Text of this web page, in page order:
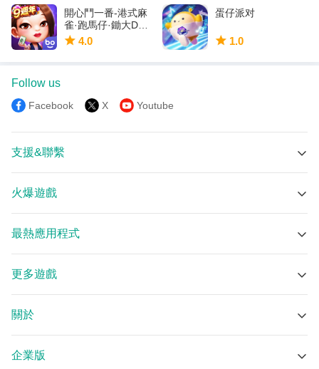
開心鬥一番-港式麻
雀·跑馬仔·鋤大D等5
IN 14.0
蛋仔派对
1.0
Follow us
Facebook X Youtube
支援&聯繫
技術支援
在線群組
Discord
Email
火爆遊戲
RO仙境傳説：新世代的誕生 APK
Lovely Craft Piston Trap APK
貓咪大戰爭 APK
MECCHA CHAMELEON APK
瑪奇 Mobile APK
開心鬥一番-港式麻雀·跑馬仔·鋤大D等5 IN 1 APK
最熱應用程式
三竹智選股－智慧選股與個股分析(先行版) APK
Bubble Player - 純淨HD影音，待機背景播放器 APK
Google NotebookLM APK
myTV SUPER APK
SoCatch APK
更多遊戲
遊戲中心
關於
關於我們
安卓模擬器
企業版